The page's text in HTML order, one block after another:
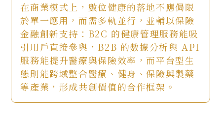
在商業模式上，數位健康的落地不應侷限
於單一應用，而需多軌並行，並輔以保險
金融創新支持：B2C 的健康管理服務能吸
引用戶直接參與，B2B 的數據分析與 API
服務能提升醫療與保險效率，而平台型生
態則能跨域整合醫療、健身、保險與製藥
等產業，形成共創價值的合作框架。